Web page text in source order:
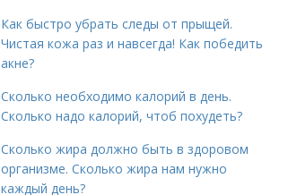
Как быстро убрать следы от прыщей.
Чистая кожа раз и навсегда! Как победить
акне?
Сколько необходимо калорий в день.
Сколько надо калорий, чтоб похудеть?
Сколько жира должно быть в здоровом
организме. Сколько жира нам нужно
каждый день?